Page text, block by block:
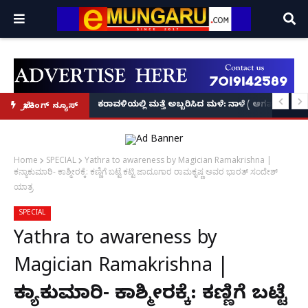
ಬ್ರೇಕಿಂಗ್ ನ್ಯೂಸ್‘ಭಕ್ತ ಪ್ರಹ್ಲಾದ’, ‘ಹೇ ರಾಮ್’!
ಕರಾವಳಿಯಲ್ಲಿ ಮತ್ತೆ ಅಬ್ಬರಿಸಿದ ಮಳೆ: ನಾಳೆ ( ಆಗಷ್ಟ್ 8)
Home SPECIAL
Yathra to awareness by Magician Ramakrishna |
ಕನ್ಯಾಕುಮಾರಿ- ಕಾಶ್ಮೀರಕ್ಕೆ: ಕಣ್ಣಿಗೆ ಬಟ್ಟೆ ಕಟ್ಟಿ ಜಾದೂಗಾರ ರಾಮಕೃಷ್ಣ ಅವರ ಭಾರತ್ ಸಂದೇಶ್
ಯಾತ್ರ
SPECIAL
Yathra to awareness by
Magician Ramakrishna |
ಕನ್ಯಾಕುಮಾರಿ- ಕಾಶ್ಮೀರಕ್ಕೆ: ಕಣ್ಣಿಗೆ ಬಟ್ಟೆ